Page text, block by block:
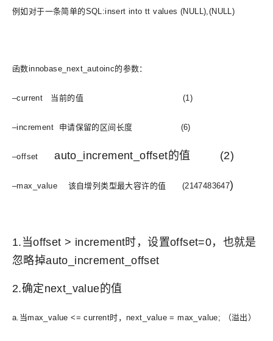
例如对于一条简单的SQL:insert into tt values (NULL),(NULL)
函数innobase_next_autoinc的参数：
–current 当前的值 (1)
–increment 申请保留的区间长度 (6)
–offsetauto_increment_offset的值 (2)
–max_value 该自增列类型最大容许的值 (2147483647)
1.当offset > increment时，设置offset=0，也就是
忽略掉auto_increment_offset
2.确定next_value的值
a.当max_value <= current时，next_value = max_value; （溢出）